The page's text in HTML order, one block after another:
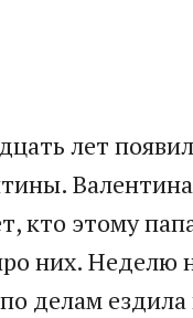
лет
Валентина
кто этому
них. Неделю
делам ездила